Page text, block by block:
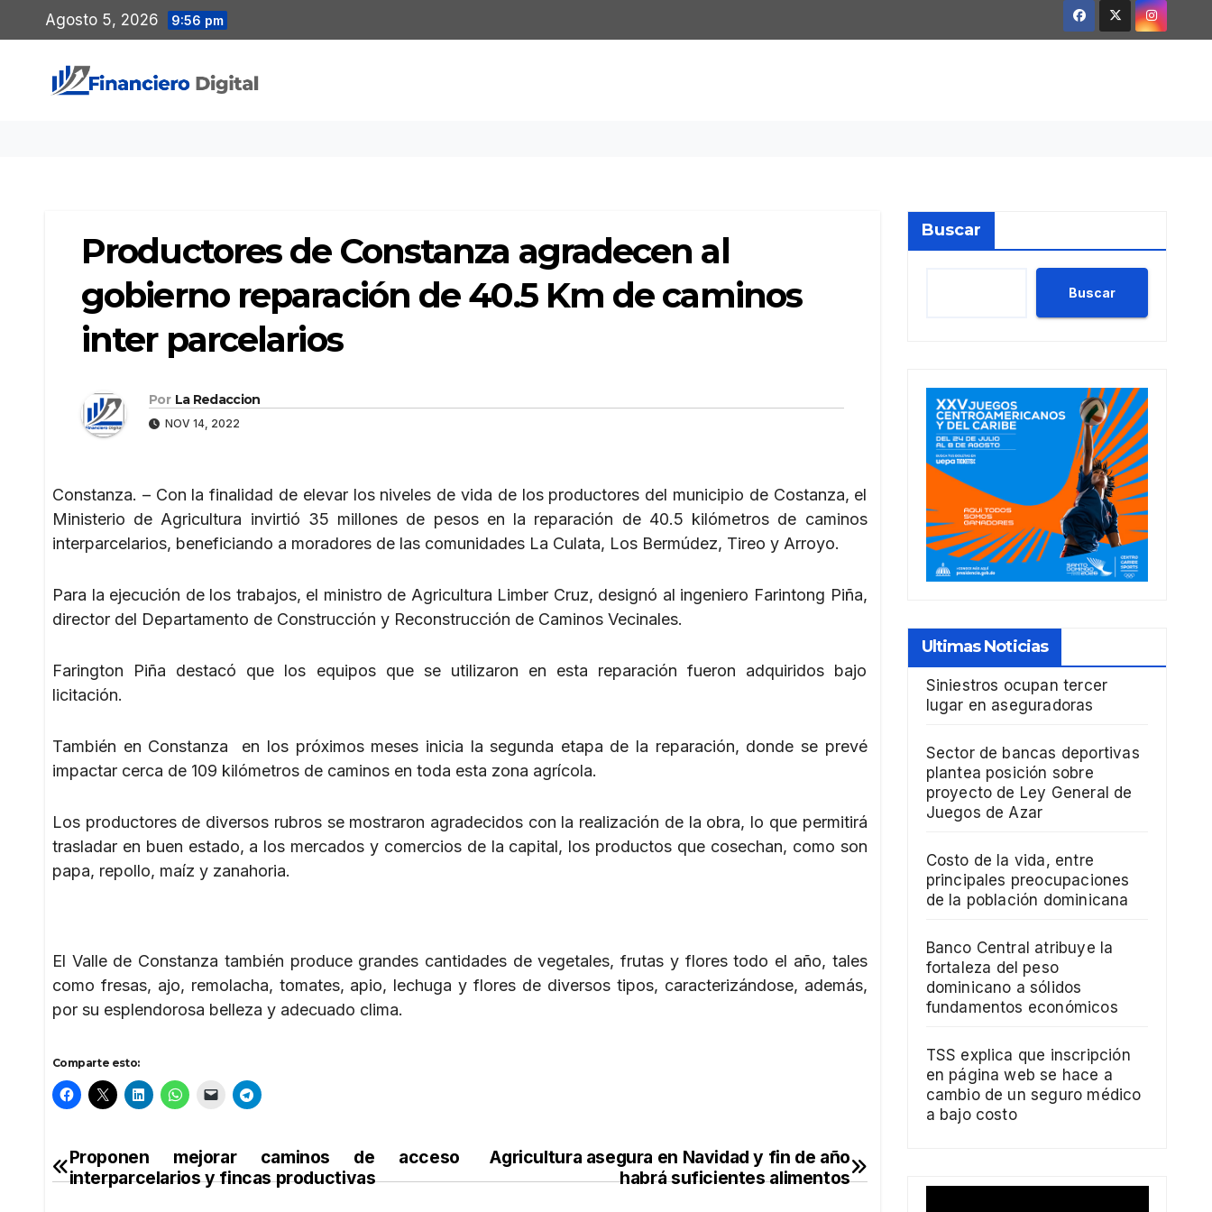
al
contenido
Agosto 5, 2026 9:56 pm
Productores de Constanza agradecen al
gobierno reparación de 40.5 Km de caminos
inter parcelarios
Por La Redaccion
NOV 14, 2022
Constanza. – Con la finalidad de elevar los niveles de vida de los productores del municipio de Costanza, el
Ministerio de Agricultura invirtió 35 millones de pesos en la reparación de 40.5 kilómetros de caminos
interparcelarios, beneficiando a moradores de las comunidades La Culata, Los Bermúdez, Tireo y Arroyo.
Para la ejecución de los trabajos, el ministro de Agricultura Limber Cruz, designó al ingeniero Farintong Piña,
director del Departamento de Construcción y Reconstrucción de Caminos Vecinales.
Farington Piña destacó que los equipos que se utilizaron en esta reparación fueron adquiridos bajo
licitación.
También en Constanza en los próximos meses inicia la segunda etapa de la reparación, donde se prevé
impactar cerca de 109 kilómetros de caminos en toda esta zona agrícola.
Los productores de diversos rubros se mostraron agradecidos con la realización de la obra, lo que permitirá
trasladar en buen estado, a los mercados y comercios de la capital, los productos que cosechan, como son
papa, repollo, maíz y zanahoria.
El Valle de Constanza también produce grandes cantidades de vegetales, frutas y flores todo el año, tales
como fresas, ajo, remolacha, tomates, apio, lechuga y flores de diversos tipos, caracterizándose, además,
por su esplendorosa belleza y adecuado clima.
Comparte esto:
Navegación
Agricultura asegura en Navidad y fin de año
habrá suficientes alimentos
Proponen mejorar caminos de acceso
interparcelarios y fincas productivas
Buscar
Buscar
Ultimas Noticias
Siniestros ocupan tercer
lugar en aseguradoras
Sector de bancas deportivas
plantea posición sobre
proyecto de Ley General de
Juegos de Azar
Costo de la vida, entre
principales preocupaciones
de la población dominicana
Banco Central atribuye la
fortaleza del peso
dominicano a sólidos
fundamentos económicos
TSS explica que inscripción
en página web se hace a
cambio de un seguro médico
a bajo costo